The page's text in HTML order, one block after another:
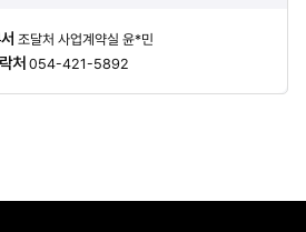
조달처 사업계약실 윤*민
처 054-421-5892